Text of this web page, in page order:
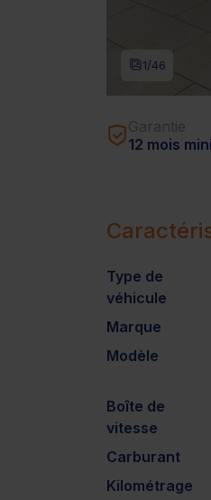
1/46
12 mois
Type de
véhicule
Marque
Modèle
Boîte de
vitesse
Carburant
Kilométrage